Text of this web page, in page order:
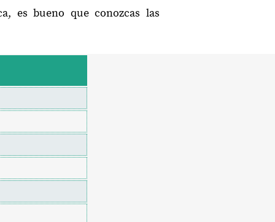
es bueno que conozcas las